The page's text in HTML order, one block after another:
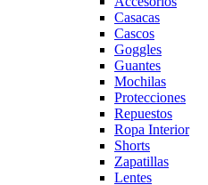
Casacas
Cascos
Goggles
Guantes
Mochilas
Protecciones
Repuestos
Ropa Interior
Shorts
Zapatillas
Lentes